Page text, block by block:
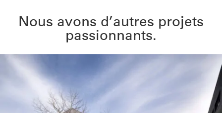
Nous avons d’autres projets
passionnants.